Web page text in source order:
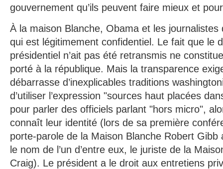
gouvernement qu’ils peuvent faire mieux et
À la maison Blanche, Obama et les
qui est légitimement confidentiel. Le fait que le
présidentiel n’ait pas été retransmis ne
porté à la république. Mais la transparence
débarrasse d’inexplicables traditions
d’utiliser l’expression "sources haut placées
pour parler des officiels parlant "hors micro",
connaît leur identité (lors de sa première
porte-parole de la Maison Blanche Robert Gibb
le nom de l’un d’entre eux, le juriste de la
Craig). Le président a le droit aux entretiens